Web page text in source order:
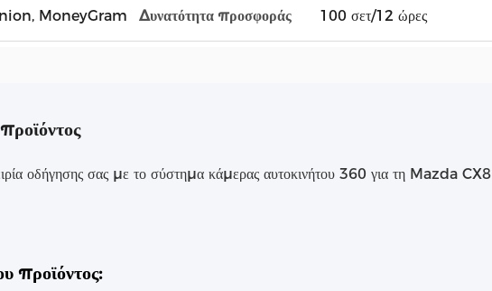
MoneyGram Δυνατότητα προσφοράς 100 σετ/12 ώρες
οδήγησης σας με το σύστημα κάμερας αυτοκινήτου 360 για τη Mazda CX8
προϊόντος: